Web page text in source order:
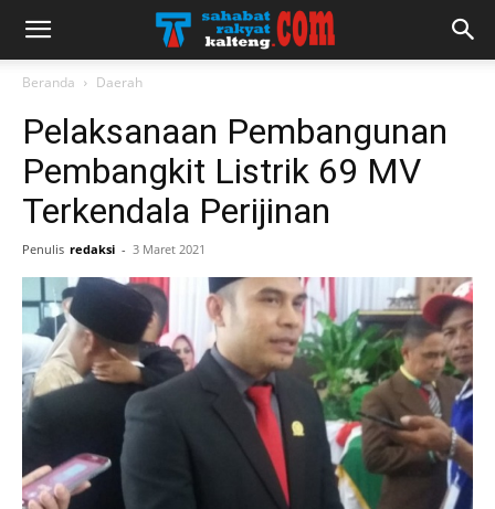
Beranda Daerah
Pelaksanaan Pembangunan
Pembangkit Listrik 69 MV
Terkendala Perijinan
Penulis redaksi - 3 Maret 2021